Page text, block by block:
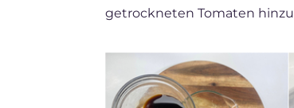
getrockneten Tomaten hinzu